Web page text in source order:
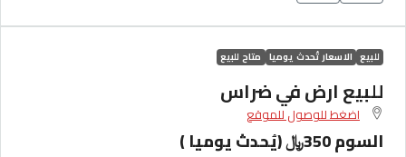
للبيع الاسعار تُحدث يوميا متاح للبيع
للبيع ارض في ضراس
اضغط للوصول للموقع
السوم 350﷼ (يُحدث يوميا )